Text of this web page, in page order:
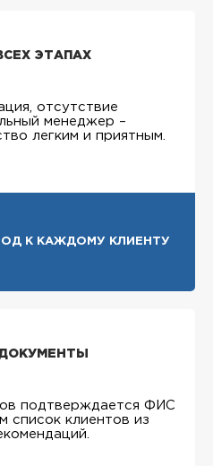
ЭТАПАХ
отсутствие
менеджер –
легким и приятным.
К КАЖДОМУ КЛИЕНТУ
подтверждается ФИС
клиентов из